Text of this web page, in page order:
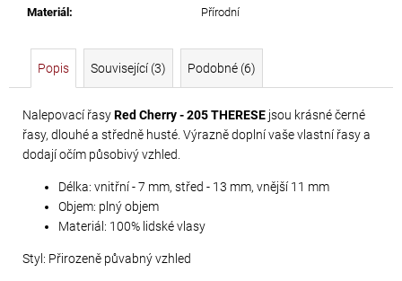
Materiál: Přírodní
Popis Související (3) Podobné (6)
Nalepovací řasyRed Cherry - 205 THERESE jsou krásné černé
řasy, dlouhé a středně husté. Výrazně doplní vaše vlastní řasy a
dodají očím působivý vzhled.
Délka: vnitřní - 7 mm, střed - 13 mm, vnější 11 mm
Objem: plný objem
Materiál: 100% lidské vlasy
Styl: Přirozeně půvabný vzhled
e
SWAROVSKI
XIRIUS
NH
CRYSTAL